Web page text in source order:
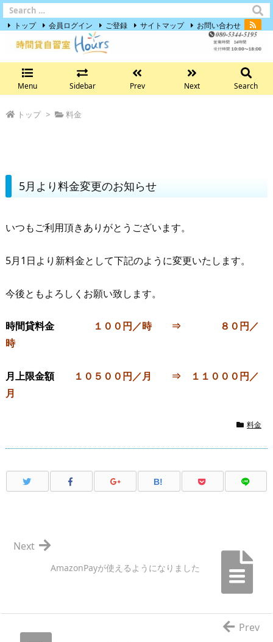
Menu Sidebar Prev Next Search
トップ 会員ログイン ご登録 サイトマップ お問い合わせ
トップ > 料金
5月より料金変更のお知らせ
いつもご利用頂きありがとうございます。
5月1日より新料金として下記のように変更いたします。
今後ともよろしくお願い致します。
時間貸料金
１００円／時 ⇒ ８０円／
時
月上限金額
１０５００円／月 ⇒ １１０００円／
月
料金
B!
AmazonPayが使えるようになりました
Next
Prev